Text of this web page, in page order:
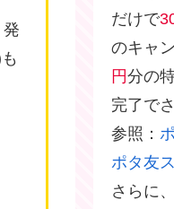
だけで
のキャ
円分の
完了で
参照：
ポタ友
さらに